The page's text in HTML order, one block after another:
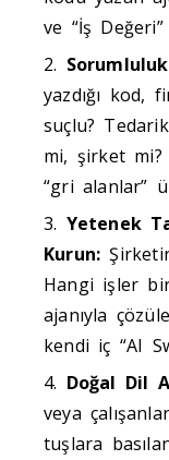
ve “İş
yazdığı kod,
suçlu?
mi, şirket mi?
“gri alanlar”
Yetenek
Kurun:
Hangi işler
ajanıyla
kendi iç “AI
Doğal Dil
veya
tuşlara